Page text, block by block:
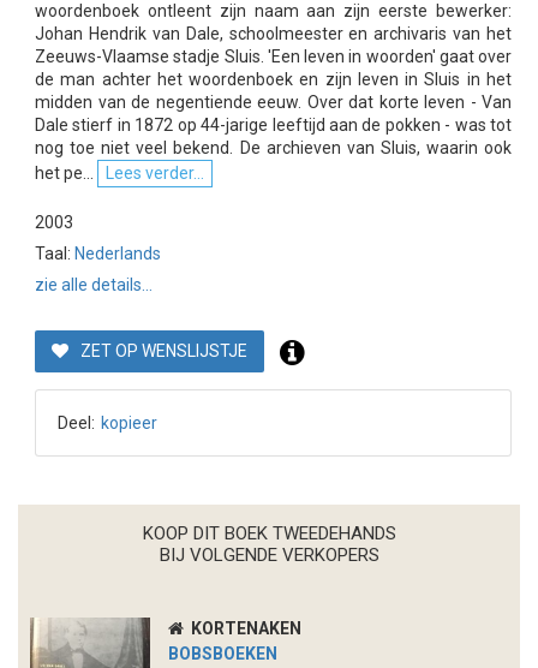
woordenboek ontleent zijn naam aan zijn eerste bewerker:
Johan Hendrik van Dale, schoolmeester en archivaris van het
Zeeuws-Vlaamse stadje Sluis. 'Een leven in woorden' gaat over
de man achter het woordenboek en zijn leven in Sluis in het
midden van de negentiende eeuw. Over dat korte leven - Van
Dale stierf in 1872 op 44-jarige leeftijd aan de pokken - was tot
nog toe niet veel bekend. De archieven van Sluis, waarin ook
het pe...
Lees verder...
2003
Taal: Nederlands
zie alle details...
ZET OP WENSLIJSTJE
Deel: kopieer
KOOP DIT BOEK TWEEDEHANDS
BIJ VOLGENDE VERKOPERS
KORTENAKEN
BOBSBOEKEN